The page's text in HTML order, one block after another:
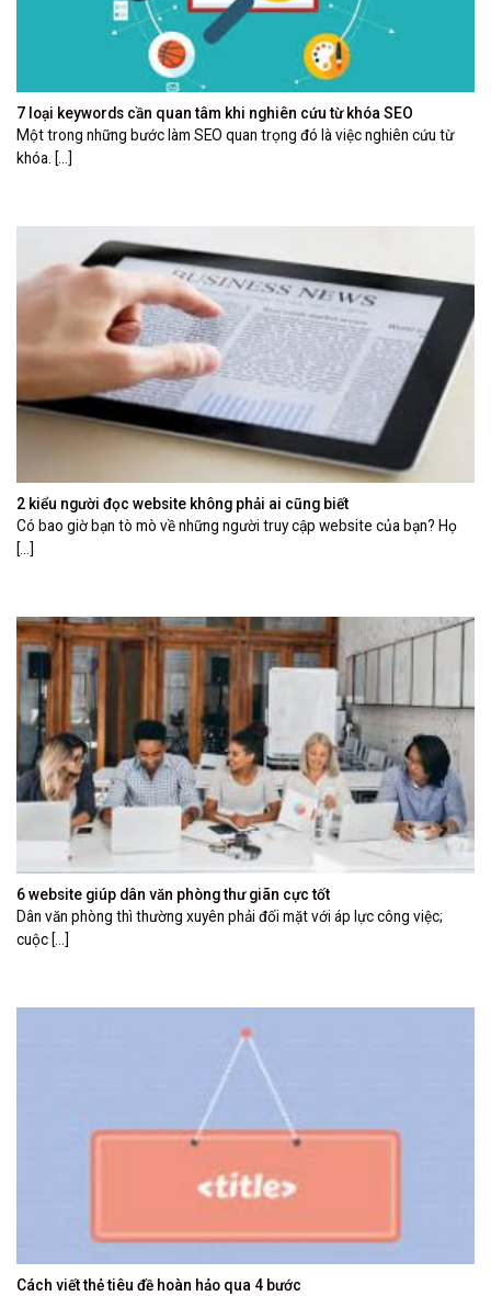
7 loại keywords cần quan tâm khi nghiên cứu từ khóa SEO
Một trong những bước làm SEO quan trọng đó là việc nghiên cứu từ
khóa. [...]
2 kiểu người đọc website không phải ai cũng biết
Có bao giờ bạn tò mò về những người truy cập website của bạn? Họ
[...]
6 website giúp dân văn phòng thư giãn cực tốt
Dân văn phòng thì thường xuyên phải đối mặt với áp lực công việc;
cuộc [...]
Cách viết thẻ tiêu đề hoàn hảo qua 4 bước